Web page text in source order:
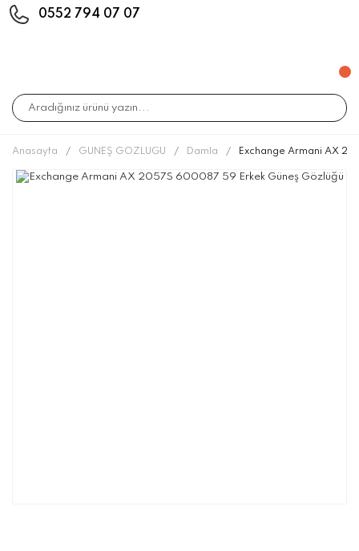
0552 794 07 07
Anasayfa GÜNEŞ GÖZLÜĞÜ Damla Exchange Armani AX